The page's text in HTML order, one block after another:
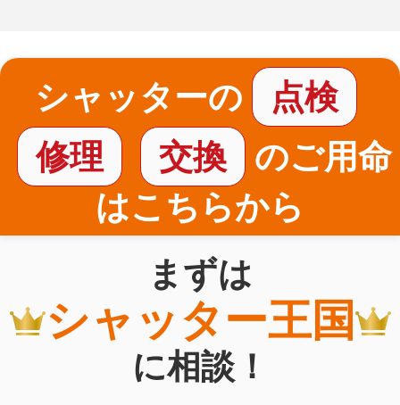
シャッターの
点検
修理
交換
のご用命
はこちらから
まずは
シャッター王国
に相談！